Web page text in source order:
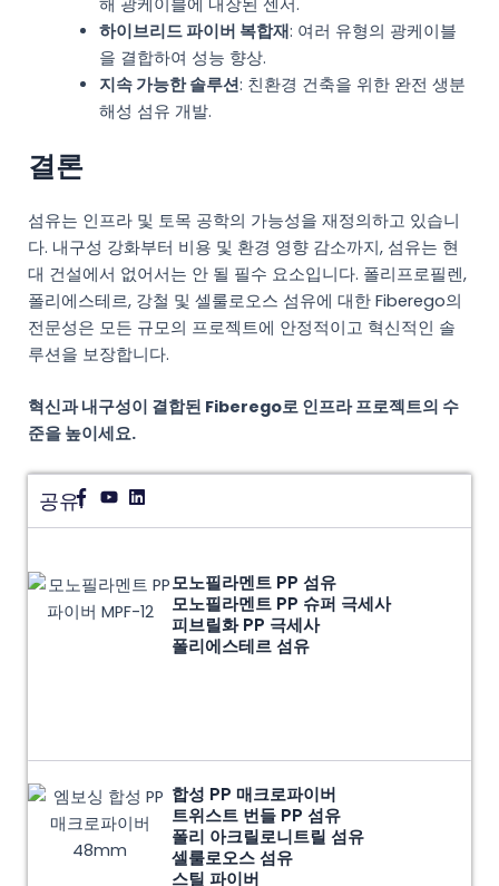
해 광케이블에 내장된 센서.
하이브리드 파이버 복합재: 여러 유형의 광케이블
을 결합하여 성능 향상.
지속 가능한 솔루션: 친환경 건축을 위한 완전 생분
해성 섬유 개발.
결론
섬유는 인프라 및 토목 공학의 가능성을 재정의하고 있습니
다. 내구성 강화부터 비용 및 환경 영향 감소까지, 섬유는 현
대 건설에서 없어서는 안 될 필수 요소입니다. 폴리프로필렌,
폴리에스테르, 강철 및 셀룰로오스 섬유에 대한 Fiberego의
전문성은 모든 규모의 프로젝트에 안정적이고 혁신적인 솔
루션을 보장합니다.
혁신과 내구성이 결합된 Fiberego로 인프라 프로젝트의 수
준을 높이세요.
공유:
모노필라멘트 PP 섬유
모노필라멘트 PP 슈퍼 극세사
피브릴화 PP 극세사
폴리에스테르 섬유
합성 PP 매크로파이버
트위스트 번들 PP 섬유
폴리 아크릴로니트릴 섬유
셀룰로오스 섬유
스틸 파이버